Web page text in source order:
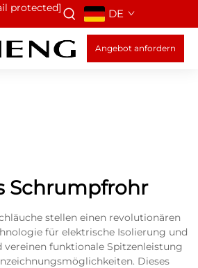
protected] DE
Angebot anfordern
Schrumpfrohr
stellen einen revolutionären
für elektrische Isolierung und
vereinen funktionale Spitzenleistung
Dieses